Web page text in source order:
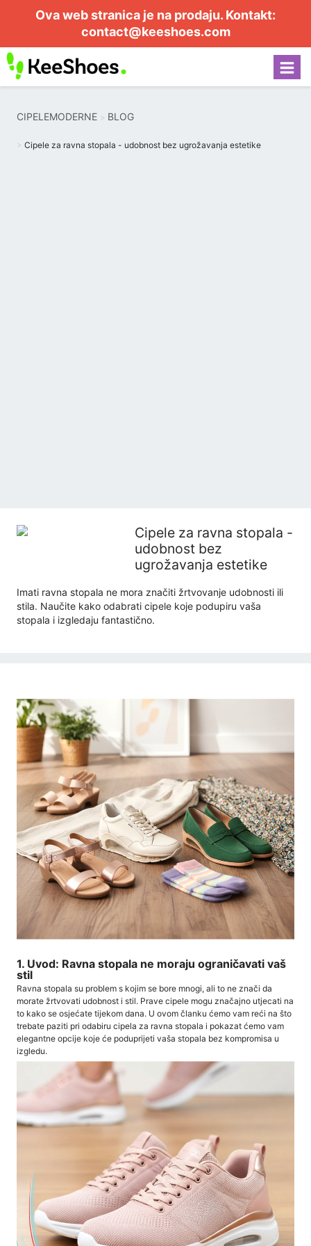
Ova web stranica je na prodaju. Kontakt:
contact@keeshoes.com
CIPELEMODERNE BLOG
Cipele za ravna stopala - udobnost bez ugrožavanja estetike
Cipele za ravna stopala -
udobnost bez
ugrožavanja estetike
Imati ravna stopala ne mora značiti žrtvovanje udobnosti ili
stila. Naučite kako odabrati cipele koje podupiru vaša
stopala i izgledaju fantastično.
1. Uvod: Ravna stopala ne moraju ograničavati vaš
stil
Ravna stopala su problem s kojim se bore mnogi, ali to ne znači da
morate žrtvovati udobnost i stil. Prave cipele mogu značajno utjecati na
to kako se osjećate tijekom dana. U ovom članku ćemo vam reći na što
trebate paziti pri odabiru cipela za ravna stopala i pokazat ćemo vam
elegantne opcije koje će poduprijeti vaša stopala bez kompromisa u
izgledu.